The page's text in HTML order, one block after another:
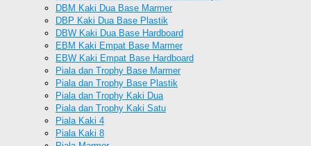
DBM Kaki Dua Base Marmer
DBP Kaki Dua Base Plastik
DBW Kaki Dua Base Hardboard
EBM Kaki Empat Base Marmer
EBW Kaki Empat Base Hardboard
Piala dan Trophy Base Marmer
Piala dan Trophy Base Plastik
Piala dan Trophy Kaki Dua
Piala dan Trophy Kaki Satu
Piala Kaki 4
Piala Kaki 8